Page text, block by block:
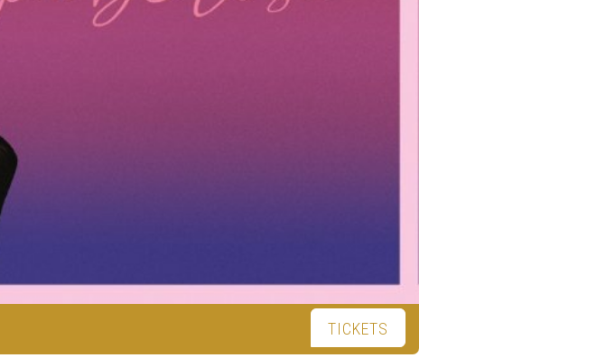
TICKETS